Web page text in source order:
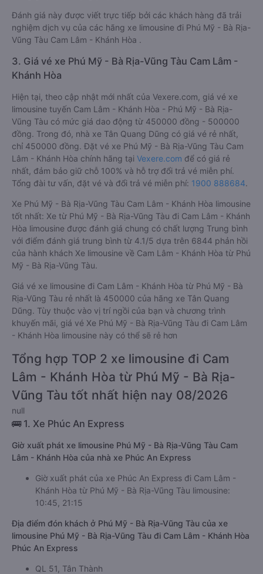
Đánh giá này được viết trực tiếp bởi các khách hàng đã trải
nghiệm dịch vụ của các hãng xe limousine đi Phú Mỹ - Bà Rịa-
Vũng Tàu Cam Lâm - Khánh Hòa .
3. Giá vé xe Phú Mỹ - Bà Rịa-Vũng Tàu Cam Lâm -
Khánh Hòa
Hiện tại, theo cập nhật mới nhất của Vexere.com, giá vé xe
limousine tuyến Cam Lâm - Khánh Hòa - Phú Mỹ - Bà Rịa-
Vũng Tàu có mức giá dao động từ 450000 đồng - 500000
đồng. Trong đó, nhà xe Tân Quang Dũng có giá vé rẻ nhất,
chỉ 450000 đồng. Đặt vé xe Phú Mỹ - Bà Rịa-Vũng Tàu Cam
Lâm - Khánh Hòa chính hãng tại Vexere.com để có giá rẻ
nhất, đảm bảo giữ chỗ 100% và hỗ trợ đổi trả vé miễn phí.
Tổng đài tư vấn, đặt vé và đổi trả vé miễn phí: 1900 888684.
Xe Phú Mỹ - Bà Rịa-Vũng Tàu Cam Lâm - Khánh Hòa limousine
tốt nhất: Xe từ Phú Mỹ - Bà Rịa-Vũng Tàu đi Cam Lâm - Khánh
Hòa limousine được đánh giá chung có chất lượng Trung bình
với điểm đánh giá trung bình từ 4.1/5 dựa trên 6844 phản hồi
của hành khách Xe limousine về Cam Lâm - Khánh Hòa từ Phú
Mỹ - Bà Rịa-Vũng Tàu.
Giá vé xe limousine đi Cam Lâm - Khánh Hòa từ Phú Mỹ - Bà
Rịa-Vũng Tàu rẻ nhất là 450000 của hãng xe Tân Quang
Dũng. Tùy thuộc vào vị trí ngồi của bạn và chương trình
khuyến mãi, giá vé Xe Phú Mỹ - Bà Rịa-Vũng Tàu đi Cam Lâm
- Khánh Hòa limousine này có thể sẽ rẻ hơn
Tổng hợp TOP 2 xe limousine đi Cam
Lâm - Khánh Hòa từ Phú Mỹ - Bà Rịa-
Vũng Tàu tốt nhất hiện nay 08/2026
null
🚌 1. Xe Phúc An Express
Giờ xuất phát xe limousine Phú Mỹ - Bà Rịa-Vũng Tàu Cam
Lâm - Khánh Hòa của nhà xe Phúc An Express
Giờ xuất phát của xe Phúc An Express đi Cam Lâm -
Khánh Hòa từ Phú Mỹ - Bà Rịa-Vũng Tàu limousine:
10:45, 21:15
Địa điểm đón khách ở Phú Mỹ - Bà Rịa-Vũng Tàu của xe
limousine Phú Mỹ - Bà Rịa-Vũng Tàu đi Cam Lâm - Khánh Hòa
Phúc An Express
QL 51, Tân Thành